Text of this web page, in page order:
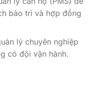
bảo trì và hợp đồng
lý chuyên nghiệp
có đội vận hành.